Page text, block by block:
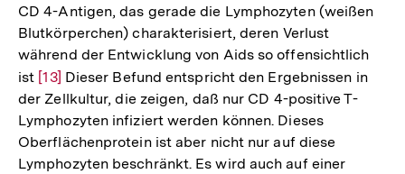
CD 4-Antigen, das gerade die Lymphozyten (weißen
Blutkörperchen) charakterisiert, deren Verlust
während der Entwicklung von Aids so offensichtlich
ist Zur
Auflösung
der
Fußnote
[13] Dieser Befund entspricht den Ergebnissen in
der Zellkultur, die zeigen, daß nur CD 4-positive T-
Lymphozyten infiziert werden können. Dieses
Oberflächenprotein ist aber nicht nur auf diese
Lymphozyten beschränkt. Es wird auch auf einer